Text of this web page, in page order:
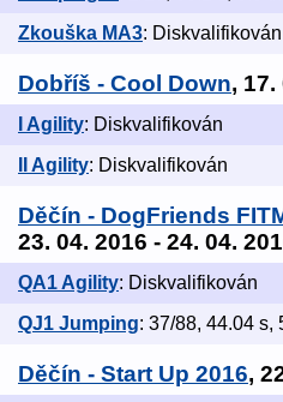
Zkouška MA3: Diskvalifikován
Dobříš - Cool Down, 17.
I Agility: Diskvalifikován
II Agility: Diskvalifikován
Děčín - DogFriends
23. 04. 2016 - 24. 04.
QA1 Agility: Diskvalifikován
QJ1 Jumping: 37/88, 44.04 s,
Děčín - Start Up 2016,